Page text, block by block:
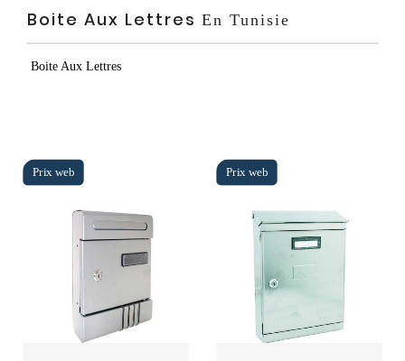
Boite Aux Lettres En Tunisie
Boite Aux Lettres